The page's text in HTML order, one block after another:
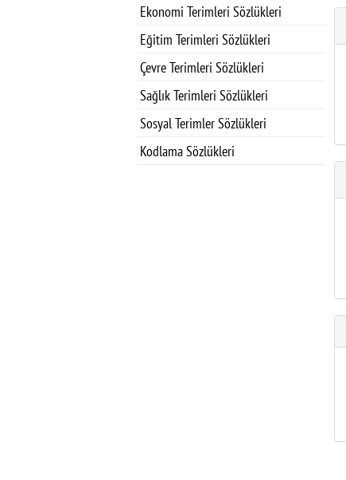
Ekonomi Terimleri Sözlükleri
Eğitim Terimleri Sözlükleri
Çevre Terimleri Sözlükleri
Sağlık Terimleri Sözlükleri
Sosyal Terimler Sözlükleri
Kodlama Sözlükleri